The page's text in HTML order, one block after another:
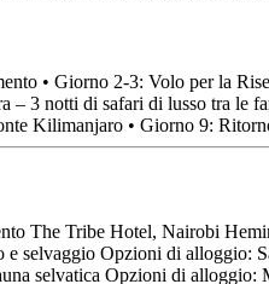
• Giorno 2-3: Volo per la
– 3 notti di safari di lusso tra le
Kilimanjaro • Giorno 9:
The Tribe Hotel, Nairobi
e selvaggio Opzioni di alloggio:
selvatica Opzioni di